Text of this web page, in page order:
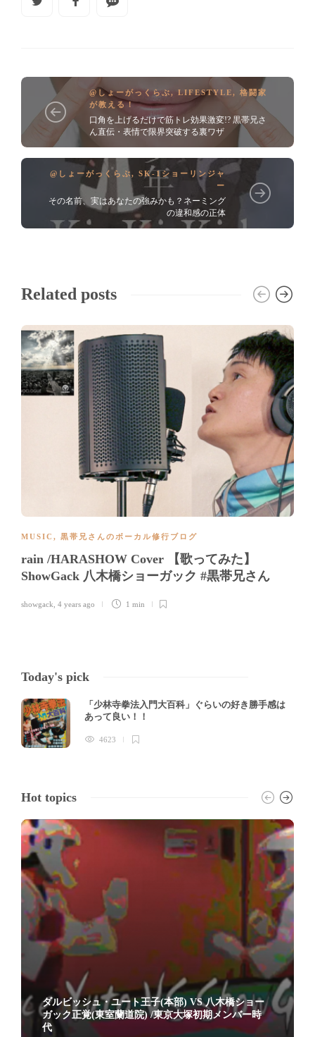
@しょーがっくらぶ, LIFESTYLE, 格闘家
が教える！
口角を上げるだけで筋トレ効果激変!? 黒帯兄さ
ん直伝・表情で限界突破する裏ワザ
@しょーがっくらぶ, SK-1ショーリンジャ
ー
その名前、実はあなたの強みかも？ネーミング
の違和感の正体
Related posts
MUSIC , 黒帯兄さんのボーカル修行ブログ
rain /HARASHOW Cover 【歌ってみた】
ShowGack 八木橋ショーガック #黒帯兄さん
showgack 4 years ago 1 min
Today's pick
「少林寺拳法入門大百科」ぐらいの好き勝手感は
あって良い！！
4623
Hot topics
ダルビッシュ・ユート王子(本部) VS 八木橋ショー
ガック正覚(東室蘭道院) /東京大塚初期メンバー時
代